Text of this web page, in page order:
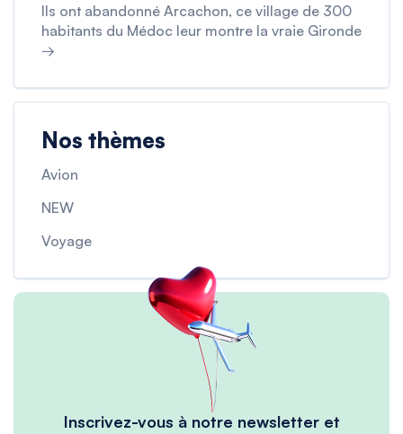
Ils ont abandonné Arcachon, ce village de 300
habitants du Médoc leur montre la vraie Gironde
→
Nos thèmes
Avion
NEW
Voyage
Inscrivez-vous à notre newsletter et